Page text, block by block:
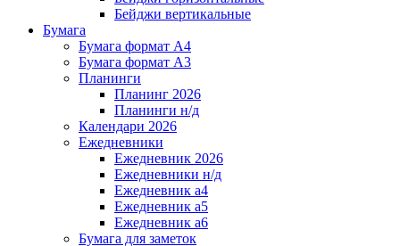
Бейджи вертикальные
Бумага
Бумага формат А4
Бумага формат А3
Планинги
Планинг 2026
Планинги н/д
Календари 2026
Ежедневники
Ежедневник 2026
Ежедневники н/д
Ежедневник а4
Ежедневник а5
Ежедневник а6
Бумага для заметок